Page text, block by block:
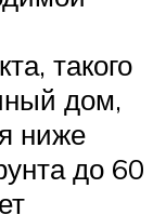
такого
дом,
ниже
до 60